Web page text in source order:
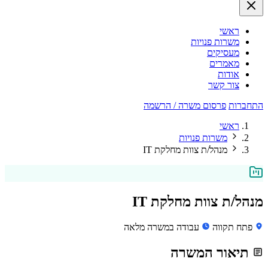
ראשי
משרות פנויות
מעסיקים
מאמרים
אודות
צור קשר
התחברות פרסום משרה / הרשמה
ראשי
משרות פנויות
מנהל/ת צוות מחלקת IT
מנהל/ת צוות מחלקת IT
פתח תקווה עבודה במשרה מלאה
תיאור המשרה